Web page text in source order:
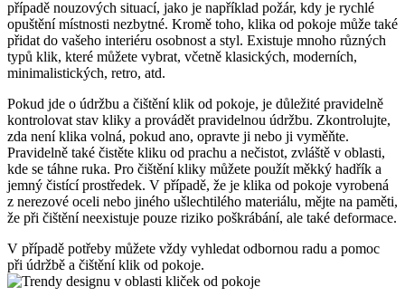
případě nouzových situací, jako ⁤je ⁣například požár, kdy je rychlé
opuštění místnosti nezbytné. Kromě ​toho, klika od pokoje může‍ také
přidat do vašeho interiéru⁢ osobnost ⁢a styl. Existuje mnoho‌ různých
typů klik, které můžete vybrat, včetně klasických, moderních,
minimalistických, retro, atd.
Pokud jde o údržbu a čištění klik od pokoje,‍ je​ důležité pravidelně
kontrolovat stav kliky a provádět pravidelnou údržbu. Zkontrolujte,
zda není⁣ klika volná, pokud ano, opravte ji nebo ji⁣ vyměňte.
Pravidelně také čistěte kliku od prachu a nečistot,‍ zvláště⁢ v oblasti,
kde se táhne ruka. ⁢Pro⁣ čištění ‍kliky můžete použít měkký hadřík a
jemný čistící prostředek. V případě, že je klika⁢ od pokoje vyrobená
z nerezové​ oceli nebo jiného ušlechtilého materiálu, mějte na paměti,
že při čištění​ neexistuje⁣ pouze riziko poškrábání, ale také deformace.
V ​případě potřeby můžete⁣ vždy vyhledat odbornou radu a⁢ pomoc
při údržbě ⁣a čištění klik ‍od pokoje.